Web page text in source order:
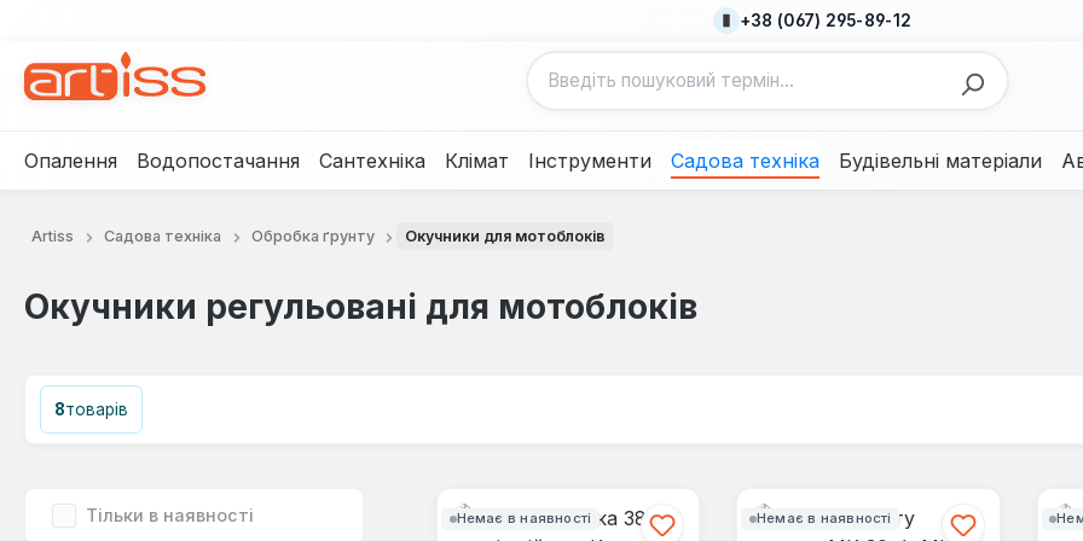
+38 (067) 295-89-12
Опалення Водопостачання Сантехніка Клімат Інструменти Садова техніка Будівельні матеріали
Artiss Садова техніка Обробка ґрунту Окучники для мотоблоків
Окучники регульовані для мотоблоків
8товарів
Тільки в наявності Немає в наявності Немає в наявності